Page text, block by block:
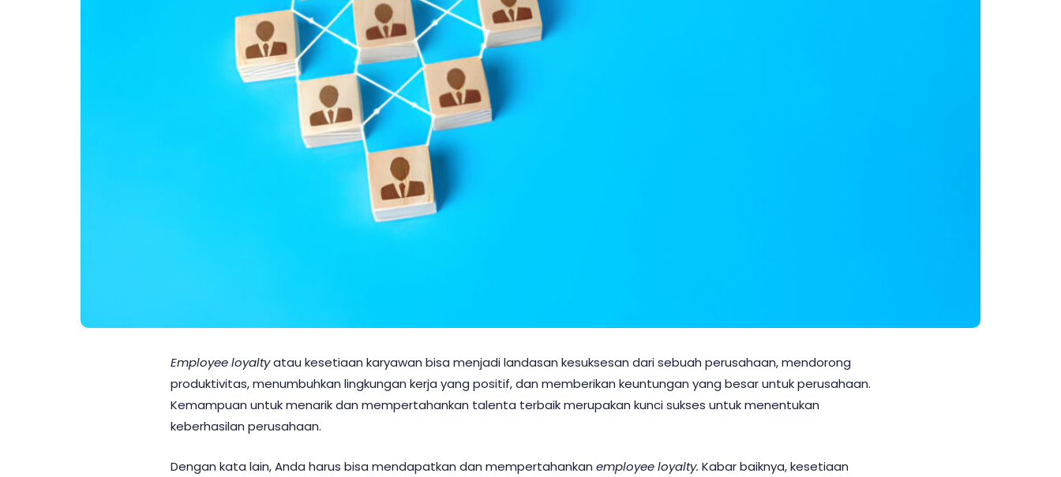
Employee loyaltyatau kesetiaan karyawan bisa menjadi landasan kesuksesan dari sebuah perusahaan, mendorong
produktivitas, menumbuhkan lingkungan kerja yang positif, dan memberikan keuntungan yang besar untuk perusahaan.
Kemampuan untuk menarik dan mempertahankan talenta terbaik merupakan kunci sukses untuk menentukan
keberhasilan perusahaan.
Dengan kata lain, Anda harus bisa mendapatkan dan mempertahankan employee loyalty. Kabar baiknya, kesetiaan